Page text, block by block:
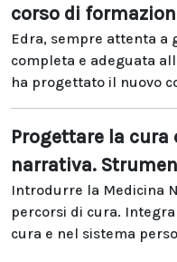
corso di
Edra, sempre attenta a
completa e adeguata
ha progettato il nuovo
Progettare la cura
narrativa.
Introdurre la Medicina
percorsi di cura.
cura e nel sistema